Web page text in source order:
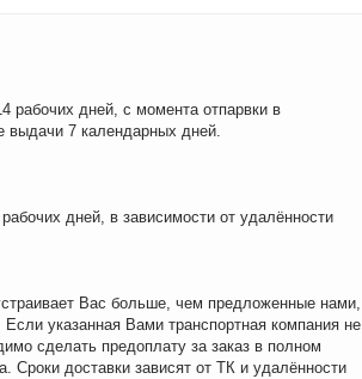
рабочих дней, с момента отпарвки в
выдачи 7 календарных дней.
дней, в зависимости от удалённости
Вас больше, чем предложенные нами,
указанная Вами транспортная компания не
сделать предоплату за заказ в полном
Сроки доставки зависят от ТК и удалённости